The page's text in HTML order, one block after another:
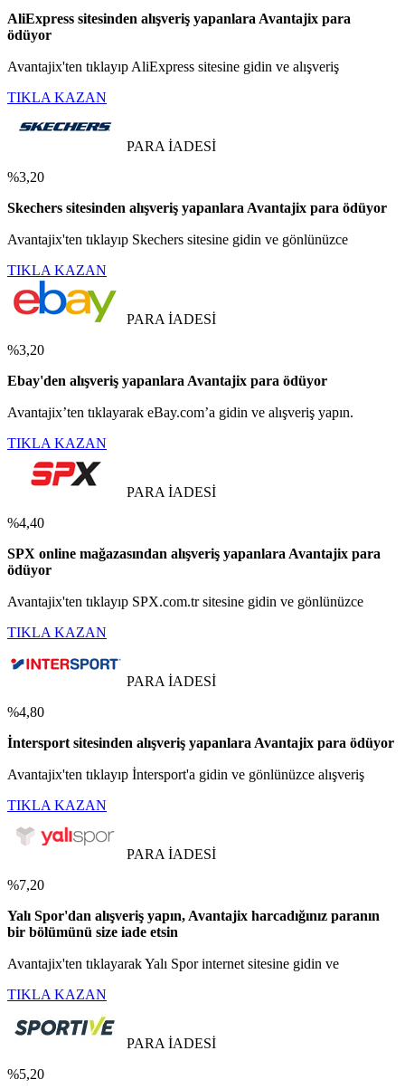
AliExpress sitesinden alışveriş yapanlara Avantajix para
ödüyor
Avantajix'ten tıklayıp AliExpress sitesine gidin ve alışveriş
TIKLA KAZAN
PARA İADESİ
%3,20
Skechers sitesinden alışveriş yapanlara Avantajix para ödüyor
Avantajix'ten tıklayıp Skechers sitesine gidin ve gönlünüzce
TIKLA KAZAN
PARA İADESİ
%3,20
Ebay'den alışveriş yapanlara Avantajix para ödüyor
Avantajix’ten tıklayarak eBay.com’a gidin ve alışveriş yapın.
TIKLA KAZAN
PARA İADESİ
%4,40
SPX online mağazasından alışveriş yapanlara Avantajix para
ödüyor
Avantajix'ten tıklayıp SPX.com.tr sitesine gidin ve gönlünüzce
TIKLA KAZAN
PARA İADESİ
%4,80
İntersport sitesinden alışveriş yapanlara Avantajix para ödüyor
Avantajix'ten tıklayıp İntersport'a gidin ve gönlünüzce alışveriş
TIKLA KAZAN
PARA İADESİ
%7,20
Yalı Spor'dan alışveriş yapın, Avantajix harcadığınız paranın
bir bölümünü size iade etsin
Avantajix'ten tıklayarak Yalı Spor internet sitesine gidin ve
TIKLA KAZAN
PARA İADESİ
%5,20